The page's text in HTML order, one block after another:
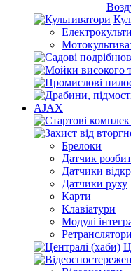
AJAX
Брелоки
Датчик
Датчики
Датчики руху
Карти
Клавіатури
Модулі